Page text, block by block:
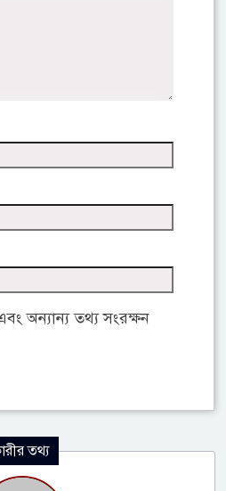
অন্যান্য তথ্য সংরক্ষন
তথ্য